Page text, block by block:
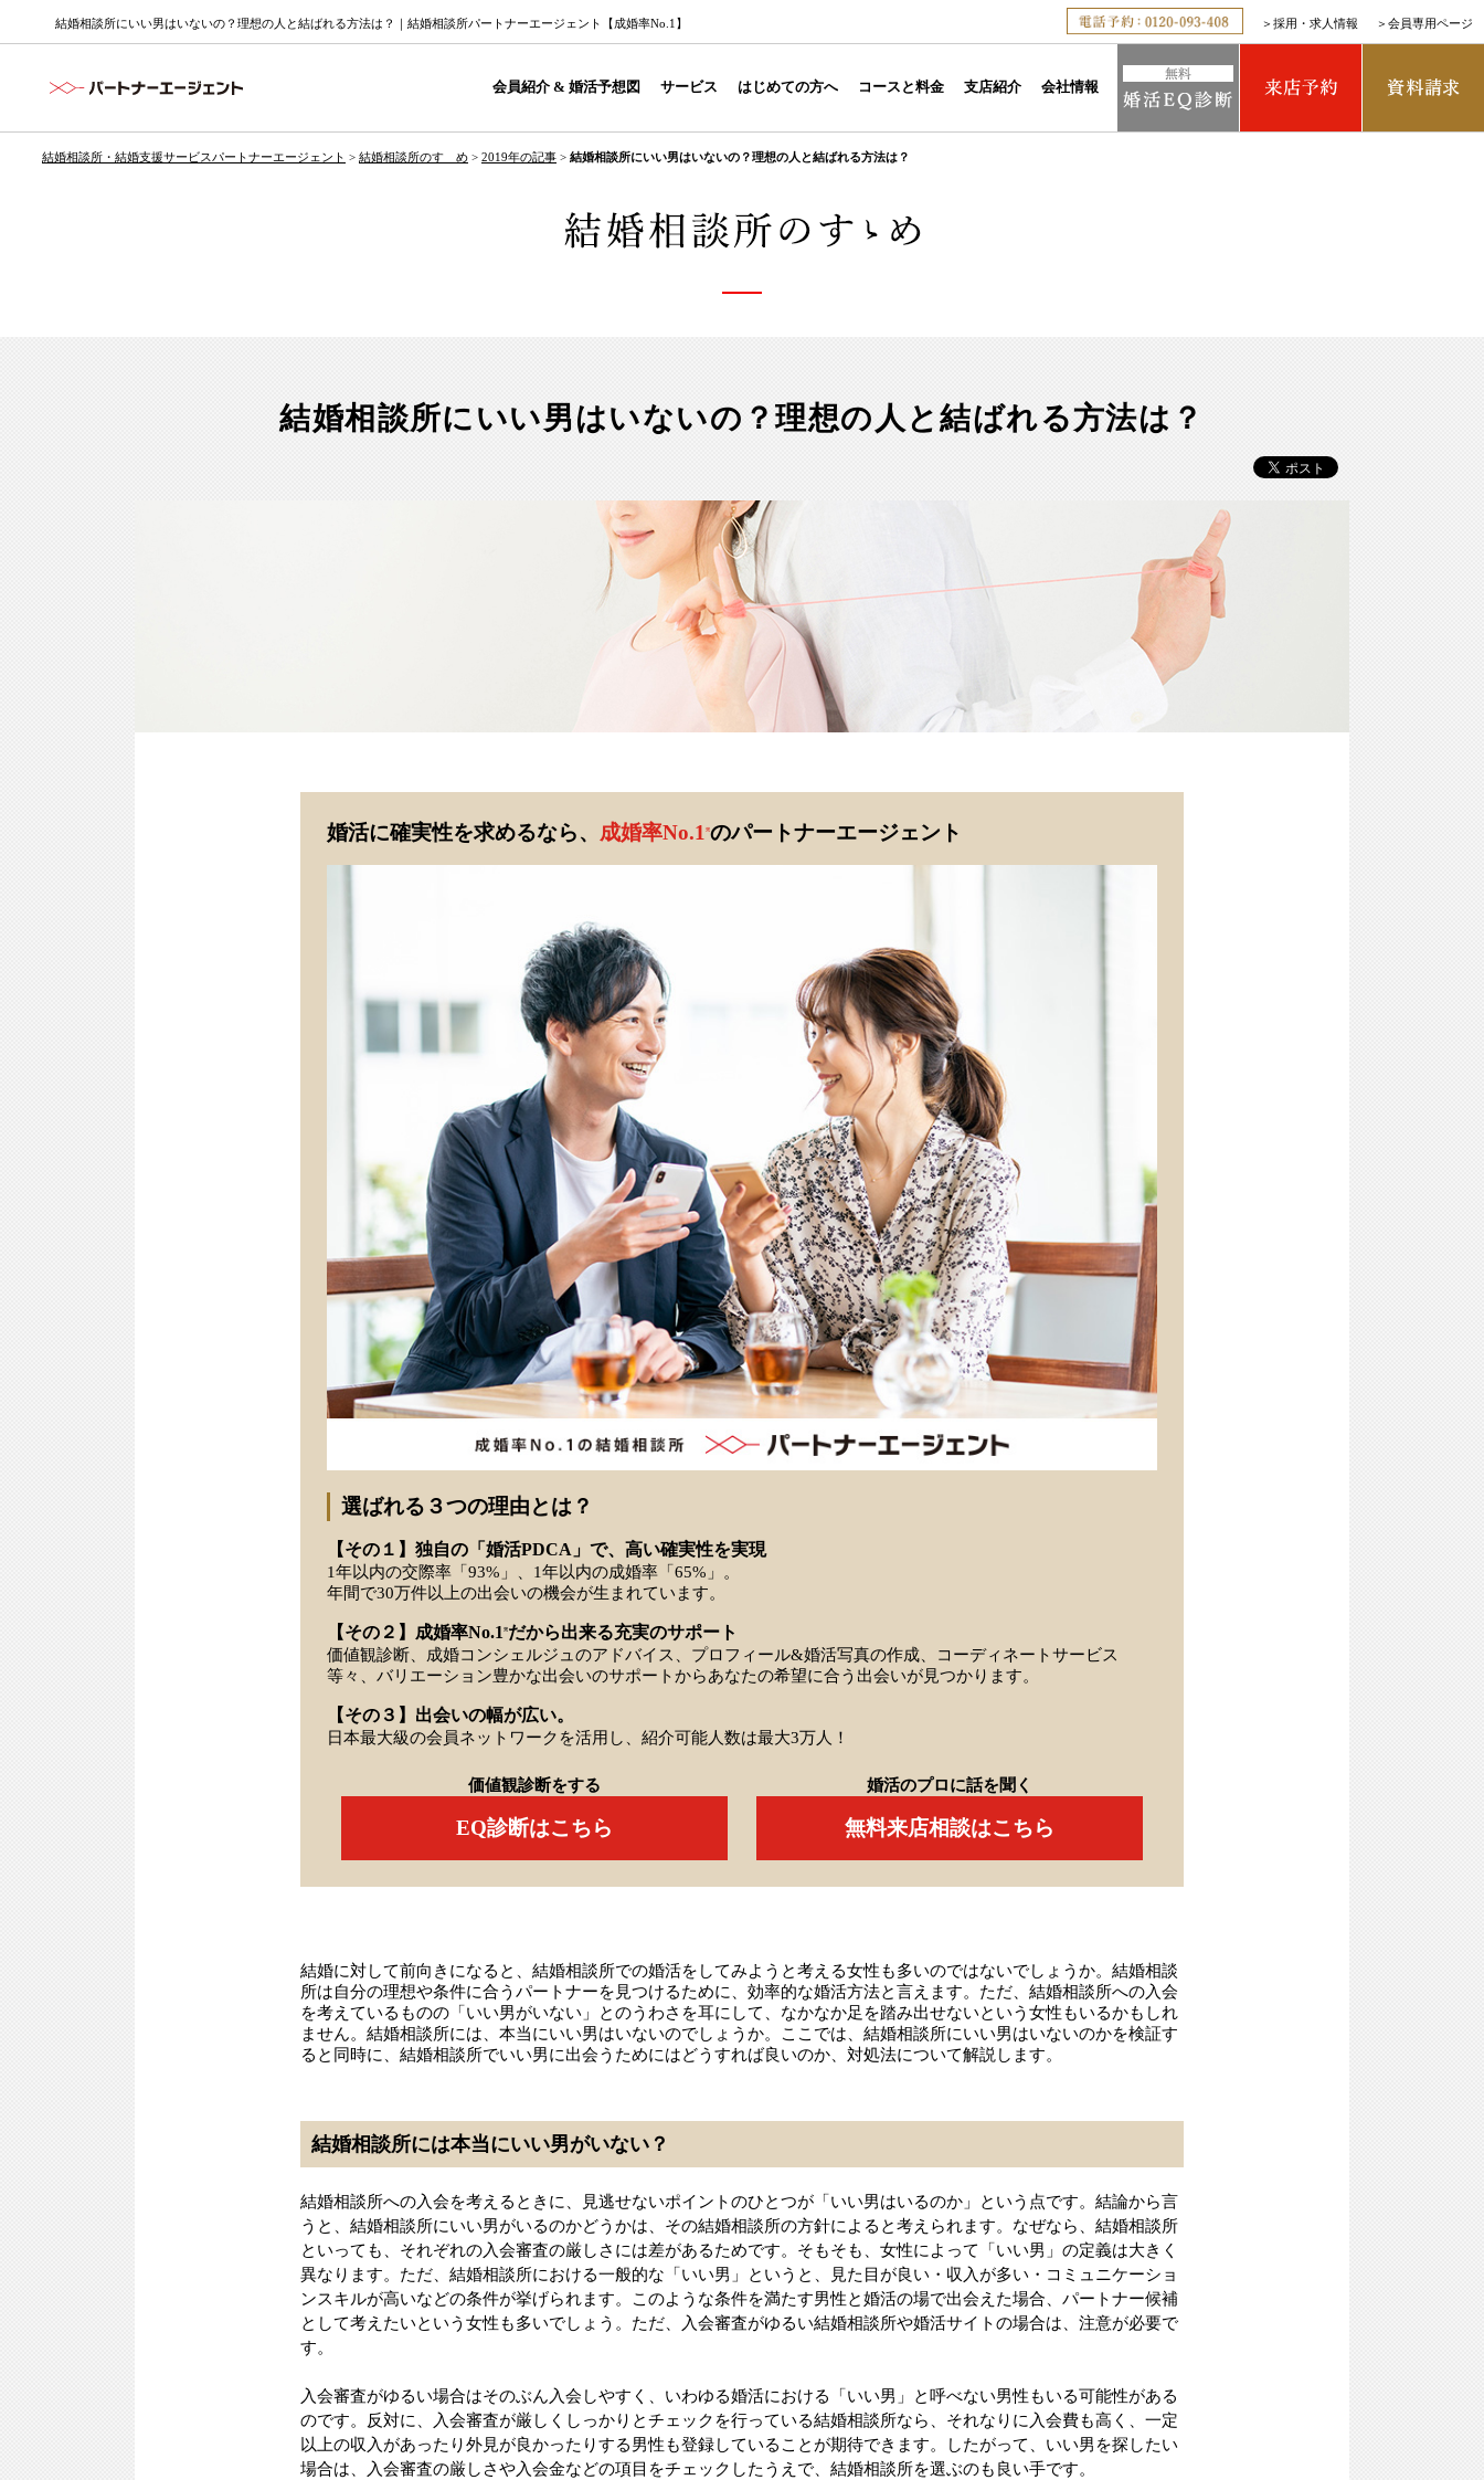
結婚相談所にいい男はいないの？理想の人と結ばれる方法は？｜結婚相談所パートナーエージェント【成婚率No.1】 ＞ 採用・求人情報 ＞ 会員専用ページ
会員紹介 & 婚活予想図 サービス はじめての方へ コースと料金 支店紹介 会社情報
結婚相談所・結婚支援サービスパートナーエージェント > 結婚相談所のすゝめ > 2019年の記事 > 結婚相談所にいい男はいないの？理想の人と結ばれる方法は？
結婚相談所にいい男はいないの？理想の人と結ばれる方法は？
婚活に確実性を求めるなら、 成婚率No.1 ※のパートナーエージェント
選ばれる３つの理由とは？
【その１】独自の「婚活PDCA」で、高い確実性を実現
1年以内の交際率「93%」、1年以内の成婚率「65%」。
年間で30万件以上の出会いの機会が生まれています。
【その２】成婚率No.1 ※ だから出来る充実のサポート
価値観診断、成婚コンシェルジュのアドバイス、プロフィール&婚活写真の作成、コーディネートサービス
等々、バリエーション豊かな出会いのサポートからあなたの希望に合う出会いが見つかります。
【その３】出会いの幅が広い。
日本最大級の会員ネットワークを活用し、紹介可能人数は最大3万人！
価値観診断をする
EQ診断はこちら
婚活のプロに話を聞く
無料来店相談はこちら
結婚に対して前向きになると、結婚相談所での婚活をしてみようと考える女性も多いのではないでしょうか。結婚相談
所は自分の理想や条件に合うパートナーを見つけるために、効率的な婚活方法と言えます。ただ、結婚相談所への入会
を考えているものの「いい男がいない」とのうわさを耳にして、なかなか足を踏み出せないという女性もいるかもしれ
ません。結婚相談所には、本当にいい男はいないのでしょうか。ここでは、結婚相談所にいい男はいないのかを検証す
ると同時に、結婚相談所でいい男に出会うためにはどうすれば良いのか、対処法について解説します。
結婚相談所には本当にいい男がいない？
結婚相談所への入会を考えるときに、見逃せないポイントのひとつが「いい男はいるのか」という点です。結論から言
うと、結婚相談所にいい男がいるのかどうかは、その結婚相談所の方針によると考えられます。なぜなら、結婚相談所
といっても、それぞれの入会審査の厳しさには差があるためです。そもそも、女性によって「いい男」の定義は大きく
異なります。ただ、結婚相談所における一般的な「いい男」というと、見た目が良い・収入が多い・コミュニケーショ
ンスキルが高いなどの条件が挙げられます。このような条件を満たす男性と婚活の場で出会えた場合、パートナー候補
として考えたいという女性も多いでしょう。ただ、入会審査がゆるい結婚相談所や婚活サイトの場合は、注意が必要で
す。
入会審査がゆるい場合はそのぶん入会しやすく、いわゆる婚活における「いい男」と呼べない男性もいる可能性がある
のです。反対に、入会審査が厳しくしっかりとチェックを行っている結婚相談所なら、それなりに入会費も高く、一定
以上の収入があったり外見が良かったりする男性も登録していることが期待できます。したがって、いい男を探したい
場合は、入会審査の厳しさや入会金などの項目をチェックしたうえで、結婚相談所を選ぶのも良い手です。